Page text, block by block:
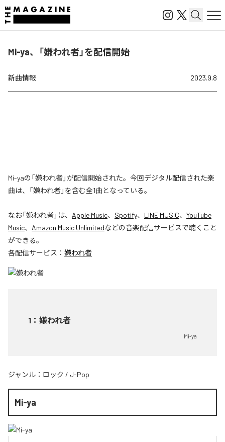
Mi-ya、「嫌われ者」を配信開始
新曲情報 2023.9.8
Mi-yaの「嫌われ者」が配信開始された。今回デジタル配信された楽
曲は、「嫌われ者」を含む全1曲となっている。
なお「嫌われ者」は、 Apple Music、 Spotify、 LINE MUSIC、 YouTube
Music、 Amazon Music Unlimitedなどの音楽配信サービスで聴くこと
ができる。
各配信サービス： 嫌われ者
1 ： 嫌われ者
Mi-ya
ジャンル： ロック / J-Pop
Mi-ya